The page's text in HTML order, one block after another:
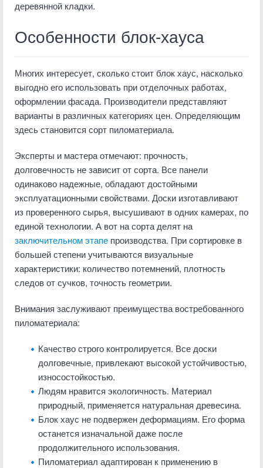
деревянной кладки.
Особенности блок-хауса
Многих интересует, сколько стоит блок хаус, насколько
выгодно его использовать при отделочных работах,
оформлении фасада. Производители представляют
варианты в различных категориях цен. Определяющим
здесь становится сорт пиломатериала.
Эксперты и мастера отмечают: прочность,
долговечность не зависит от сорта. Все панели
одинаково надежные, обладают достойными
эксплуатационными свойствами. Доски изготавливают
из проверенного сырья, высушивают в одних камерах, по
единой технологии. А вот на сорта делят на
заключительном этапе производства. При сортировке в
большей степени учитываются визуальные
характеристики: количество потемнений, плотность
следов от сучков, точность геометрии.
Внимания заслуживают преимущества востребованного
пиломатериала:
Качество строго контролируется. Все доски
долговечные, привлекают высокой устойчивостью,
износостойкостью.
Людям нравится экологичность. Материал
природный, применяется натуральная древесина.
Блок хаус не подвержен деформациям. Его форма
останется изначальной даже после
продолжительного использования.
Пиломатериал адаптирован к применению в